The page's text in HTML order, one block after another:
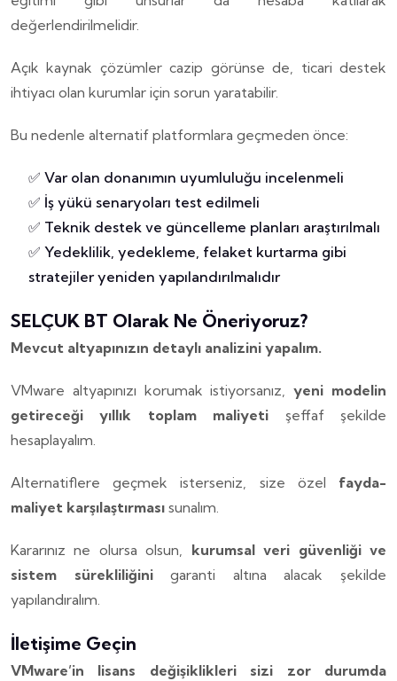
değerlendirilmelidir.
Açık kaynak çözümler cazip görünse de, ticari destek
ihtiyacı olan kurumlar için sorun yaratabilir.
Bu nedenle alternatif platformlara geçmeden önce:
✅ Var olan donanımın uyumluluğu incelenmeli
✅ İş yükü senaryoları test edilmeli
✅ Teknik destek ve güncelleme planları araştırılmalı
✅ Yedeklilik, yedekleme, felaket kurtarma gibi
stratejiler yeniden yapılandırılmalıdır
SELÇUK BT Olarak Ne Öneriyoruz?
Mevcut altyapınızın detaylı analizini yapalım.
VMware altyapınızı korumak istiyorsanız,yeni modelin
getireceği yıllık toplam maliyeti şeffaf şekilde
hesaplayalım.
Alternatiflere geçmek isterseniz, size özel fayda-
maliyet karşılaştırması sunalım.
Kararınız ne olursa olsun, kurumsal veri güvenliği ve
sistem sürekliliğinigaranti altına alacak şekilde
yapılandıralım.
İletişime Geçin
VMware’in lisans değişiklikleri sizi zor durumda